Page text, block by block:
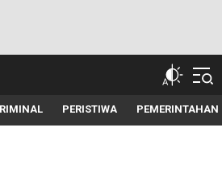
PERISTIWA PEMERINTAHAN